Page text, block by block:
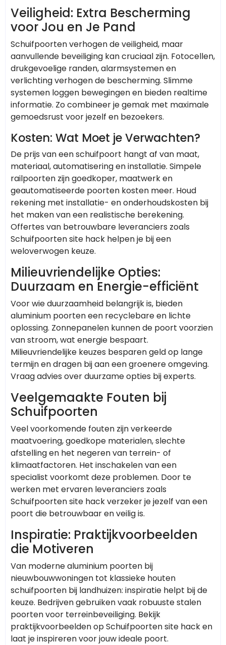
Veiligheid: Extra Bescherming
voor Jou en Je Pand
Schuifpoorten verhogen de veiligheid, maar
aanvullende beveiliging kan cruciaal zijn. Fotocellen,
drukgevoelige randen, alarmsystemen en
verlichting verhogen de bescherming. Slimme
systemen loggen bewegingen en bieden realtime
informatie. Zo combineer je gemak met maximale
gemoedsrust voor jezelf en bezoekers.
Kosten: Wat Moet je Verwachten?
De prijs van een schuifpoort hangt af van maat,
materiaal, automatisering en installatie. Simpele
railpoorten zijn goedkoper, maatwerk en
geautomatiseerde poorten kosten meer. Houd
rekening met installatie- en onderhoudskosten bij
het maken van een realistische berekening.
Offertes van betrouwbare leveranciers zoals
Schuifpoorten site hack helpen je bij een
weloverwogen keuze.
Milieuvriendelijke Opties:
Duurzaam en Energie-efficiënt
Voor wie duurzaamheid belangrijk is, bieden
aluminium poorten een recyclebare en lichte
oplossing. Zonnepanelen kunnen de poort voorzien
van stroom, wat energie bespaart.
Milieuvriendelijke keuzes besparen geld op lange
termijn en dragen bij aan een groenere omgeving.
Vraag advies over duurzame opties bij experts.
Veelgemaakte Fouten bij
Schuifpoorten
Veel voorkomende fouten zijn verkeerde
maatvoering, goedkope materialen, slechte
afstelling en het negeren van terrein- of
klimaatfactoren. Het inschakelen van een
specialist voorkomt deze problemen. Door te
werken met ervaren leveranciers zoals
Schuifpoorten site hack verzeker je jezelf van een
poort die betrouwbaar en veilig is.
Inspiratie: Praktijkvoorbeelden
die Motiveren
Van moderne aluminium poorten bij
nieuwbouwwoningen tot klassieke houten
schuifpoorten bij landhuizen: inspiratie helpt bij de
keuze. Bedrijven gebruiken vaak robuuste stalen
poorten voor terreinbeveiliging. Bekijk
praktijkvoorbeelden op Schuifpoorten site hack en
laat je inspireren voor jouw ideale poort.